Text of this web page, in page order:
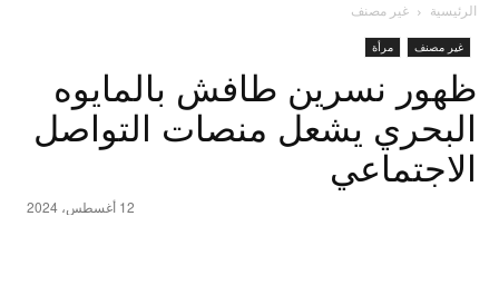
الرئيسية غير مصنف
غير مصنف مرأة
ظهور نسرين طافش بالمايوه
البحري يشعل منصات التواصل
الاجتماعي
12 أغسطس، 2024